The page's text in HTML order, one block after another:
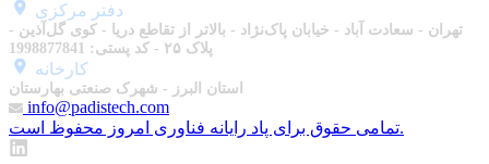
دفتر مرکزی
تهران - سعادت آباد - خیابان پاک‌نژاد - بالاتر از تقاطع دریا - کوی گل‌آذین -
پلاک ۲۵ - کد پستی: 1998877841
استان البرز - شهرک صنعتی بهارستان
info@padistech.com
تمامی حقوق برای پاد رایانه فناوری امروز محفوظ است.